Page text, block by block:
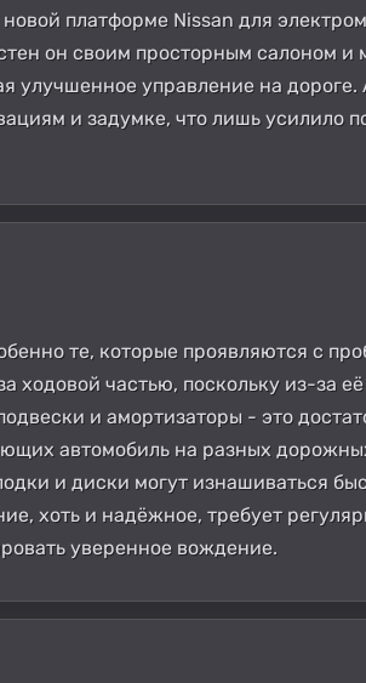
платформе Nissan для
он своим просторным салоном и
улучшенное управление на дороге.
и задумке, что лишь усилило
те, которые проявляются с
ходовой частью, поскольку из-за
и амортизаторы - это
автомобиль на разных
и диски могут изнашиваться
хоть и надёжное, требует
уверенное вождение.